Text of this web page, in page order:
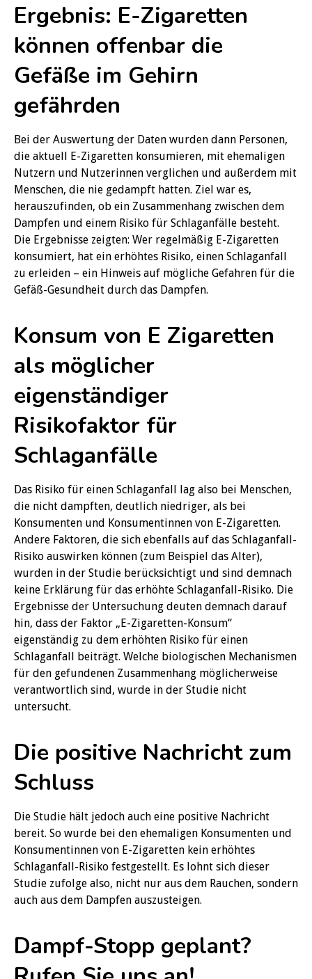
Ergebnis: E-Zigaretten
können offenbar die
Gefäße im Gehirn
gefährden
Bei der Auswertung der Daten wurden dann Personen,
die aktuell E-Zigaretten konsumieren, mit ehemaligen
Nutzern und Nutzerinnen verglichen und außerdem mit
Menschen, die nie gedampft hatten. Ziel war es,
herauszufinden, ob ein Zusammenhang zwischen dem
Dampfen und einem Risiko für Schlaganfälle besteht.
Die Ergebnisse zeigten: Wer regelmäßig E-Zigaretten
konsumiert, hat ein erhöhtes Risiko, einen Schlaganfall
zu erleiden – ein Hinweis auf mögliche Gefahren für die
Gefäß-Gesundheit durch das Dampfen.
Konsum von E Zigaretten
als möglicher
eigenständiger
Risikofaktor für
Schlaganfälle
Das Risiko für einen Schlaganfall lag also bei Menschen,
die nicht dampften, deutlich niedriger, als bei
Konsumenten und Konsumentinnen von E-Zigaretten.
Andere Faktoren, die sich ebenfalls auf das Schlaganfall-
Risiko auswirken können (zum Beispiel das Alter),
wurden in der Studie berücksichtigt und sind demnach
keine Erklärung für das erhöhte Schlaganfall-Risiko. Die
Ergebnisse der Untersuchung deuten demnach darauf
hin, dass der Faktor „E-Zigaretten-Konsum“
eigenständig zu dem erhöhten Risiko für einen
Schlaganfall beiträgt. Welche biologischen Mechanismen
für den gefundenen Zusammenhang möglicherweise
verantwortlich sind, wurde in der Studie nicht
untersucht.
Die positive Nachricht zum
Schluss
Die Studie hält jedoch auch eine positive Nachricht
bereit. So wurde bei den ehemaligen Konsumenten und
Konsumentinnen von E-Zigaretten kein erhöhtes
Schlaganfall-Risiko festgestellt. Es lohnt sich dieser
Studie zufolge also, nicht nur aus dem Rauchen, sondern
auch aus dem Dampfen auszusteigen.
Dampf-Stopp geplant?